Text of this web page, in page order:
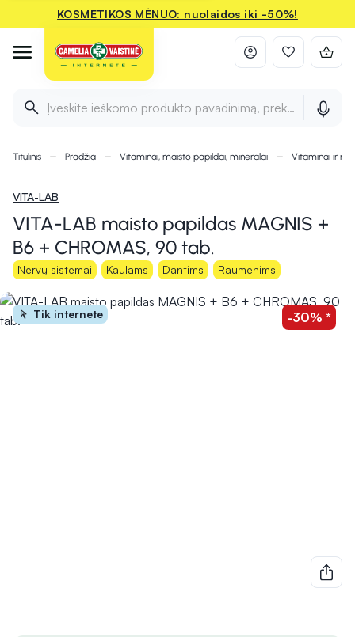
KOSMETIKOS MĖNUO: nuolaidos iki -50%!
Įveskite ieškomo produkto pavadinimą, prekės ženklą ir
Titulinis Pradžia Vitaminai, maisto papildai, mineralai Vitaminai ir
VITA-LAB
VITA-LAB maisto papildas MAGNIS +
B6 + CHROMAS, 90 tab.
Nervų sistemai Kaulams Dantims Raumenims
Tik internete -30% *